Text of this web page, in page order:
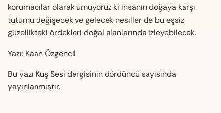
korumacılar ola­rak umuyoruz ki insanın doğaya karşı
tutumu de­ğişecek ve gelecek nesiller de bu eşsiz
güzellikteki ördekleri doğal alanlarında izleyebilecek.
Yazı: Kaan Özgencil
Bu yazı Kuş Sesi dergisinin dördüncü sayısında
yayınlanmıştır.